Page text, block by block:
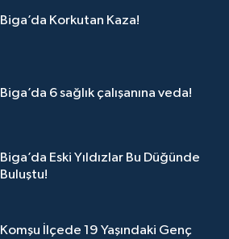
Biga’da Korkutan Kaza!
Biga’da 6 sağlık çalışanına veda!
Biga’da Eski Yıldızlar Bu Düğünde
Buluştu!
Komşu İlçede 19 Yaşındaki Genç